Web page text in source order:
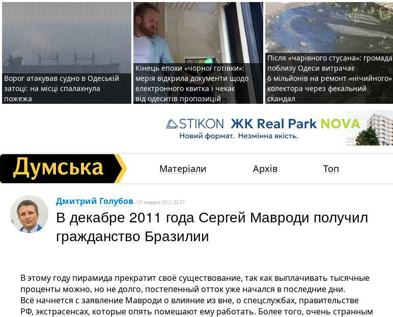
Ворог атакував судно в Одеській
затоці: на місці спалахнула
пожежа
Кінець епохи «чорної готівки»:
мерія відкрила документи щодо
електронного квитка і чекає
від одеситів пропозицій
Після «чарівного стусана»: громада
поблизу Одеси витрачає
6 мільйонів на ремонт «нічийного»
колектора через фекальний
скандал
Матеріали Архів Топ
Дмитрий Голубов / 21 января 2012, 02:37
В декабре 2011 года Сергей Мавроди получил
гражданство Бразилии
В этому году пирамида прекратит своё существование, так как выплачивать тысячные
проценты можно, но не долго, постепенный отток уже начался в последние дни.
Всё начнется с заявление Мавроди о влияние из вне, о спецслужбах, правительстве
РФ, экстрасенсах, которые опять помешают ему работать. Более того, очень странным